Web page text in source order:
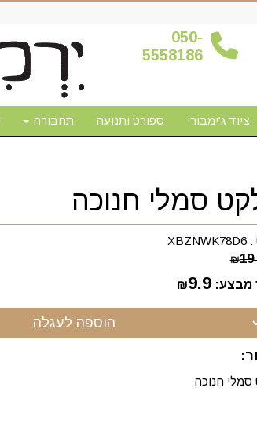
050-
5558186
ציוד ג'ימבורי ספורט ותנועה תחבורה
סמלי חנוכה
:
XBZNWK78D6
₪19
מבצע: ₪9.9
הוספה לעגלה
סמלי חנוכה